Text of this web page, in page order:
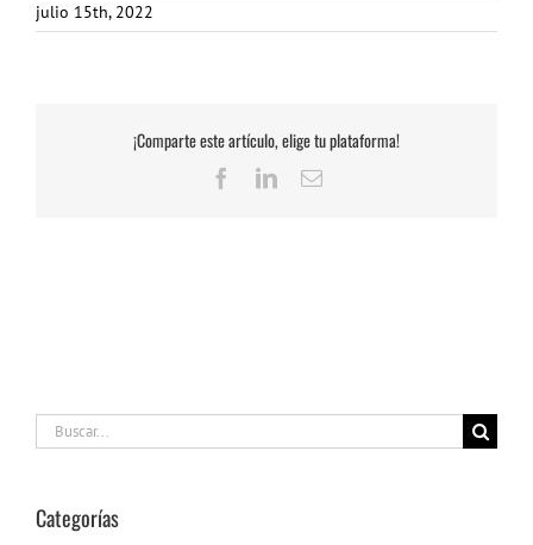
julio 15th, 2022
¡Comparte este artículo, elige tu plataforma!
Facebook
LinkedInCorreo
Buscar:
Categorías